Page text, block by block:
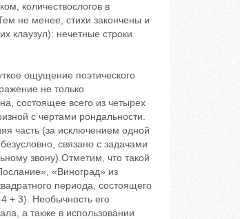
количествослогов в
не менее, стихи закончены и
клаузул): нечетные строки
ощущение поэтического
не только
состоящее всего из четырех
с чертами рондальности.
часть (за исключением одной
связано с задачами
звону).Отметим, что такой
«Виноград» из
периода, состоящего
+ 3). Необычность его
а также в использовании